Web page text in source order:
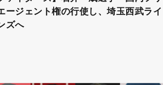
ージェント権の行使し、埼玉西武ライ
ズへ